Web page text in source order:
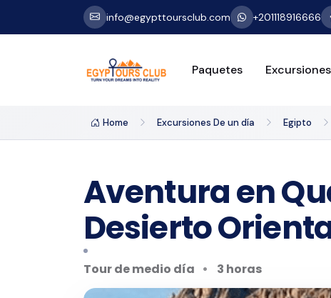
info@egypttoursclub.com +201118916666
Paquetes
Home Excursiones De un día Egipto
Aventura en
Desierto
Tour de medio día 3 horas